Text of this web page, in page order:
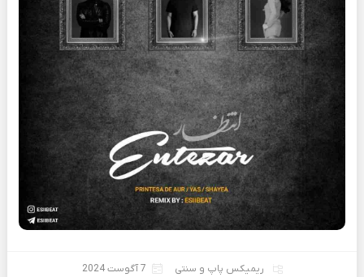
ریمیکس پاپ و سنتی 7 آگوست 2024